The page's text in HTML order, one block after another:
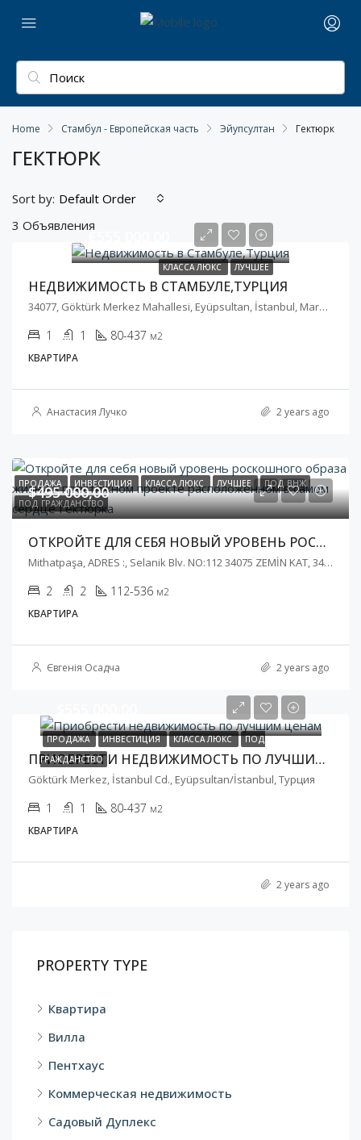
Home Стамбул - Европейская часть Эйупсултан Гектюрк
ГЕКТЮРК
3 Объявления
Sort by: Default Order
КЛАССА ЛЮКС ЛУЧШЕЕ
НЕДВИЖИМОСТЬ В СТАМБУЛЕ,ТУРЦИЯ
34077, Göktürk Merkez Mahallesi, Eyüpsultan, İstanbul, Marmara Bölgesi, Türkiye
1 1 80-437 м2
КВАРТИРА
Анастасия Лучко 2 years ago
ПРОДАЖА ИНВЕСТИЦИЯ КЛАССА ЛЮКС ЛУЧШЕЕ
ПОД ВНЖ
ПОД ГРАЖДАНСТВО
$495 000,00
ОТКРОЙТЕ ДЛЯ СЕБЯ НОВЫЙ УРОВЕНЬ РОСКОШНОГО ОБРАЗА ЖИЗНИ В ПРЕСТИЖНОМ ПРОЕКТЕ РАСПОЛОЖЕННОМ В САМОМ СЕРДЦЕ ГЁКТЮРКА
Mithatpaşa, ADRES :, Selanik Blv. NO:112 34075 ZEMİN KAT, 34060 Eyüpsultan/İstanbul
2 2 112-536 м2
КВАРТИРА
Євгенія Осадча 2 years ago
ПРОДАЖА ИНВЕСТИЦИЯ КЛАССА ЛЮКС
ПОД
ГРАЖДАНСТВО
ПРИОБРЕСТИ НЕДВИЖИМОСТЬ ПО ЛУЧШИМ ЦЕНАМ
Göktürk Merkez, İstanbul Cd., Eyüpsultan/İstanbul, Турция
1 1 80-437 м2
КВАРТИРА
2 years ago
PROPERTY TYPE
Квартира
Вилла
Пентхаус
Коммерческая недвижимость
Садовый Дуплекс